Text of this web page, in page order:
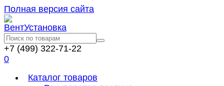
Полная версия сайта
+7 (499) 322-71-22
0
Каталог товаров